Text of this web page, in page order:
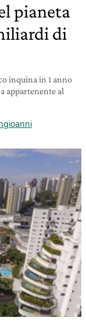
pianeta
di
inquina in 1 anno
appartenente al